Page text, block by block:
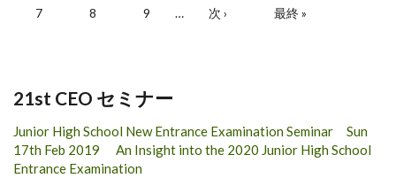
7 8 9 … 次 › 最終 »
21st CEO セミナー
Junior High School New Entrance Examination Seminar Sun
17th Feb 2019 An Insight into the 2020 Junior High School
Entrance Examination